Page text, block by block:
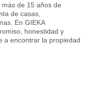
de 15 años de
de casas,
En GIEKA
honestidad y
a encontrar la propiedad